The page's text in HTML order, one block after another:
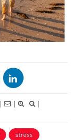
| |
|
stress